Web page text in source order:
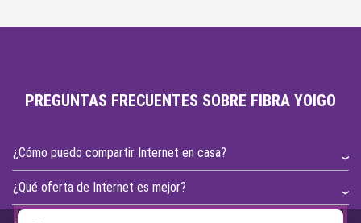
PREGUNTAS FRECUENTES SOBRE FIBRA YOIGO
¿Cómo puedo compartir Internet en casa?
¿Qué oferta de Internet es mejor?